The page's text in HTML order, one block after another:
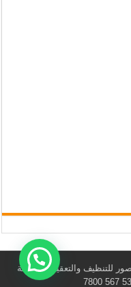
للتنظيف والتعقيم ومكافحة